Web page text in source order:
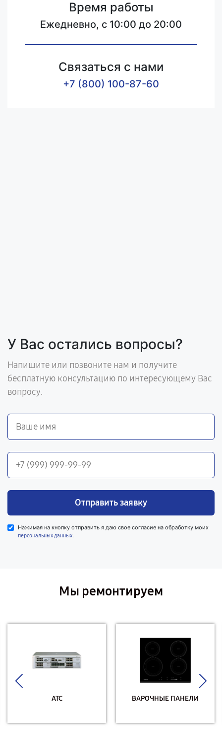
Время работы
Ежедневно, с 10:00 до 20:00
Связаться с нами
+7 (800) 100-87-60
У Вас остались вопросы?
Напишите или позвоните нам и получите
бесплатную консультацию по интересующему Вас
вопросу.
Отправить заявку
Нажимая на кнопку отправить я даю свое согласие на обработку моих
персональных данных.
Мы ремонтируем
АТС ВАРОЧНЫЕ ПАНЕЛИ